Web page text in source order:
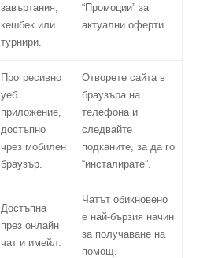
завъртания,
кешбек или
турнири.
“Промоции” за
актуални оферти.
Прогресивно
уеб
приложение,
достъпно
чрез мобилен
браузър.
Отворете сайта в
браузъра на
телефона и
следвайте
подканите, за да го
“инсталирате”.
Достъпна
през онлайн
чат и имейл.
Чатът обикновено
е най-бързия начин
за получаване на
помощ.